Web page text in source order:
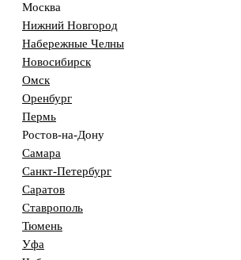
Москва
Нижний Новгород
Набережные Челны
Новосибирск
Омск
Оренбург
Пермь
Ростов-на-Дону
Самара
Санкт-Петербург
Саратов
Ставрополь
Тюмень
Уфа